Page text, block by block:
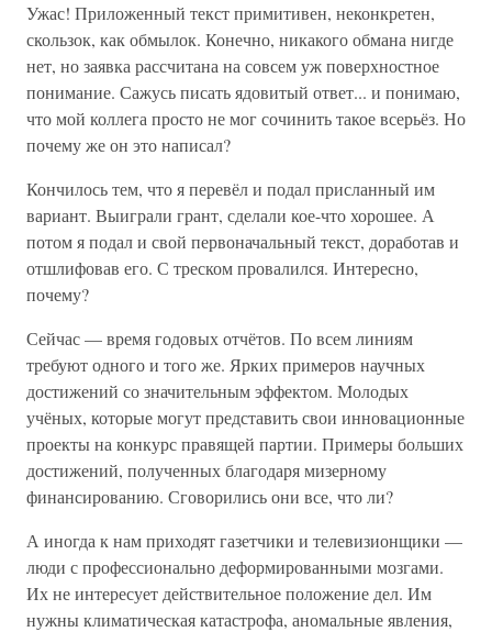
Ужас! Приложенный текст примитивен, неконкретен,
скользок, как обмылок. Конечно, никакого обмана нигде
нет, но заявка рассчитана на совсем уж поверхностное
понимание. Сажусь писать ядовитый ответ... и понимаю,
что мой коллега просто не мог сочинить такое всерьёз. Но
почему же он это написал?
Кончилось тем, что я перевёл и подал присланный им
вариант. Выиграли грант, сделали кое-что хорошее. А
потом я подал и свой первоначальный текст, доработав и
отшлифовав его. С треском провалился. Интересно,
почему?
Сейчас — время годовых отчётов. По всем линиям
требуют одного и того же. Ярких примеров научных
достижений со значительным эффектом. Молодых
учёных, которые могут представить свои инновационные
проекты на конкурс правящей партии. Примеры больших
достижений, полученных благодаря мизерному
финансированию. Сговорились они все, что ли?
А иногда к нам приходят газетчики и телевизионщики —
люди с профессионально деформированными мозгами.
Их не интересует действительное положение дел. Им
нужны климатическая катастрофа, аномальные явления,